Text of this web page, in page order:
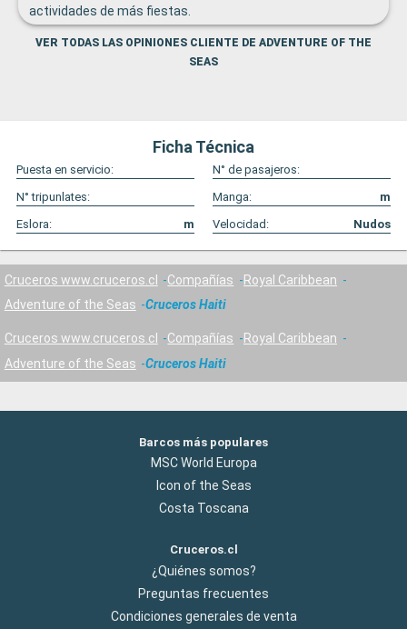
actividades de más fiestas.
VER TODAS LAS OPINIONES CLIENTE DE ADVENTURE OF THE
SEAS
Ficha Técnica
Puesta en servicio:
N° de pasajeros:
N° tripunlates:
Manga:
m
Eslora:
m Velocidad: Nudos
Cruceros www.cruceros.cl Compañías
Royal Caribbean
Adventure of the Seas
Cruceros Haiti
Cruceros www.cruceros.cl Compañías
Royal Caribbean
Adventure of the Seas
Cruceros Haiti
Barcos más populares
MSC World Europa
Icon of the Seas
Costa Toscana
Cruceros.cl
¿Quiénes somos?
Preguntas frecuentes
Condiciones generales de venta